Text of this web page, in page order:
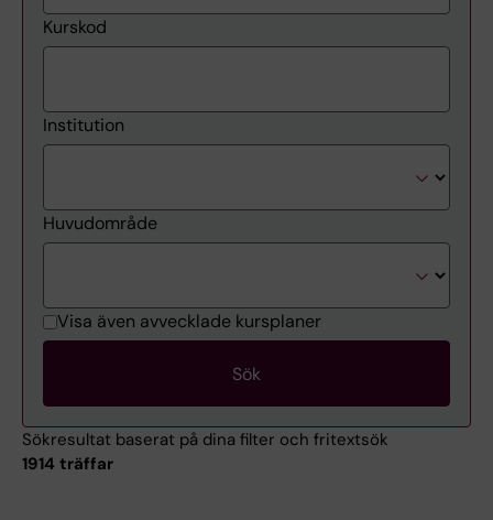
Kurskod
Institution
Huvudområde
Visa även avvecklade kursplaner
Sökresultat baserat på dina filter och fritextsök
1914 träffar